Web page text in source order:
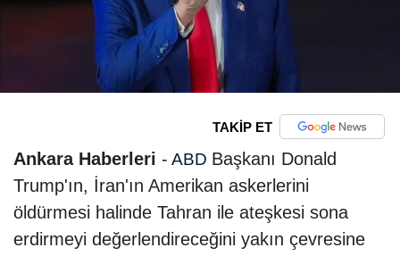
TAKİP ET
Ankara Haberleri - ABD Başkanı Donald
Trump'ın, İran'ın Amerikan askerlerini
öldürmesi halinde Tahran ile ateşkesi sona
erdirmeyi değerlendireceğini yakın çevresine